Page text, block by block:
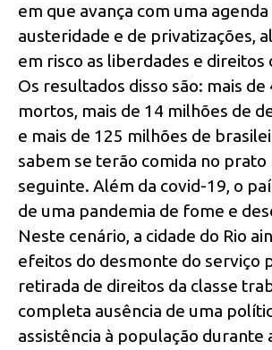
em que avança com uma
austeridade e de privatizações,
em risco as liberdades e direitos
Os resultados disso são: mais de
mortos, mais de 14 milhões de
e mais de 125 milhões de
sabem se terão comida no prato
seguinte. Além da covid-19, o
de uma pandemia de fome e
Neste cenário, a cidade do Rio
efeitos do desmonte do serviço
retirada de direitos da classe
completa ausência de uma
assistência à população durante